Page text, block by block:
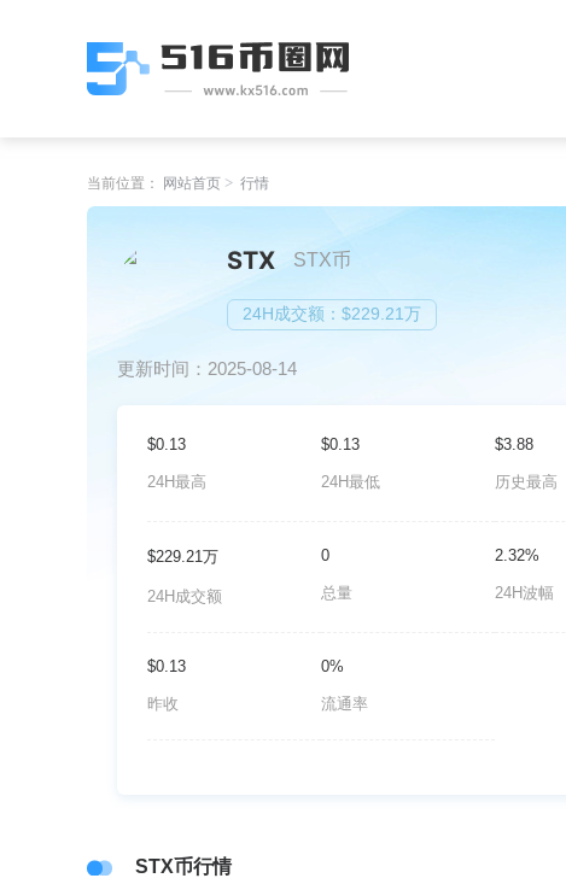
当前位置： 网站首页 行情
STX STX币
24H成交额：$229.21万
更新时间：2025-08-14
$0.13
24H最高
$0.13
24H最低
$3.88
历史最高
$229.21万
24H成交额
0
总量
2.32%
24H波幅
$0.13
昨收
0%
流通率
STX币行情